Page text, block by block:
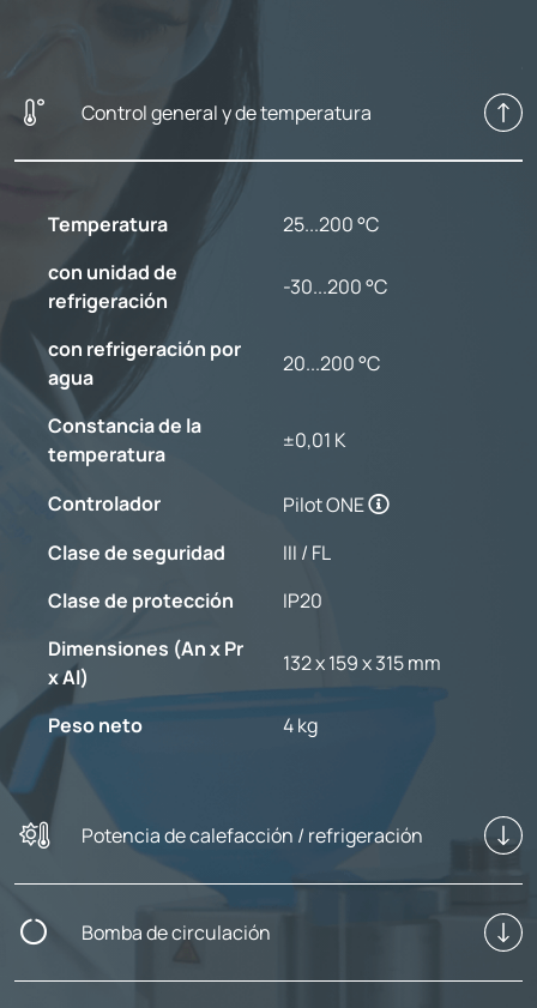
Control general y de temperatura
Temperatura
25...200 °C
con unidad de
refrigeración
-30...200 °C
con refrigeración por
agua
20...200 °C
Constancia de la
temperatura
±0,01 K
Controlador
Pilot ONE
Clase de seguridad
III / FL
Clase de protección
IP20
Dimensiones (An x Pr
x Al)
132 x 159 x 315 mm
Peso neto 4 kg
Potencia de calefacción / refrigeración
Bomba de circulación